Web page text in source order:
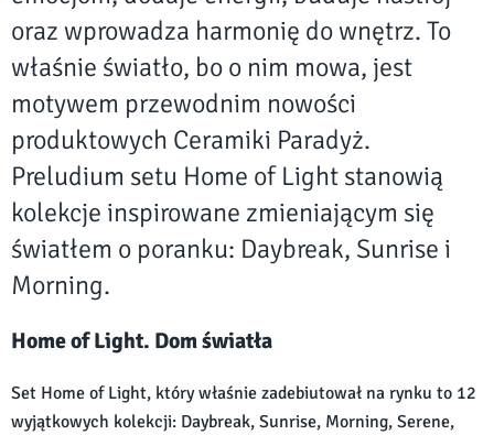
oraz wprowadza harmonię do wnętrz. To
właśnie światło, bo o nim mowa, jest
motywem przewodnim nowości
produktowych Ceramiki Paradyż.
Preludium setu Home of Light stanowią
kolekcje inspirowane zmieniającym się
światłem o poranku: Daybreak, Sunrise i
Morning.
Home of Light. Dom światła
Set Home of Light, który właśnie zadebiutował na rynku to 12
wyjątkowych kolekcji: Daybreak, Sunrise, Morning, Serene,